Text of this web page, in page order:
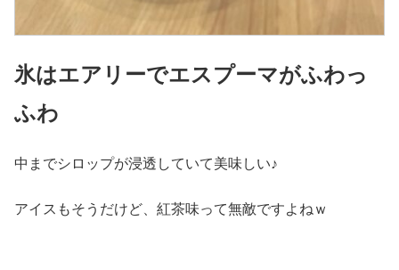
氷はエアリーでエスプーマがふわっ
ふわ
中までシロップが浸透していて美味しい♪
アイスもそうだけど、紅茶味って無敵ですよねｗ